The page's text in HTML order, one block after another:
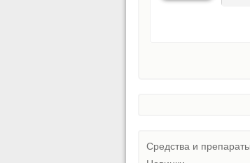
Средства и препараты